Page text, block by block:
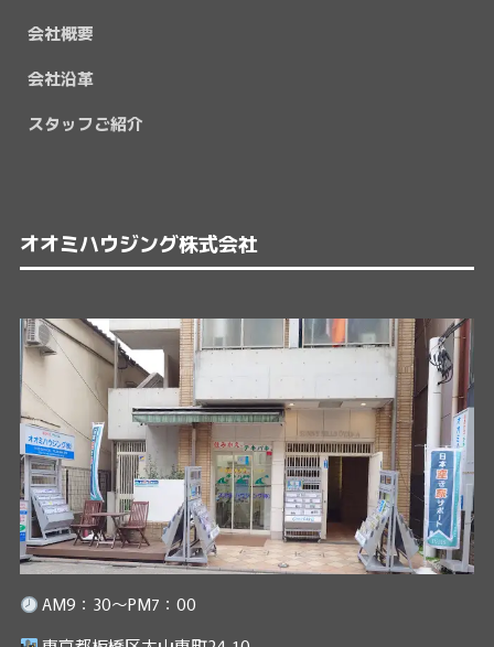
会社概要
会社沿革
スタッフご紹介
オオミハウジング株式会社
AM9：30～PM7：00